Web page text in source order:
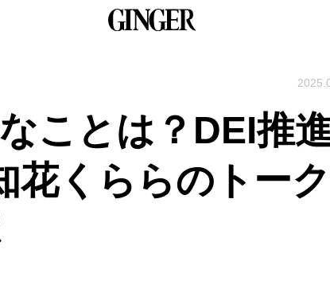
ことは？DEI推
花くららのトーク